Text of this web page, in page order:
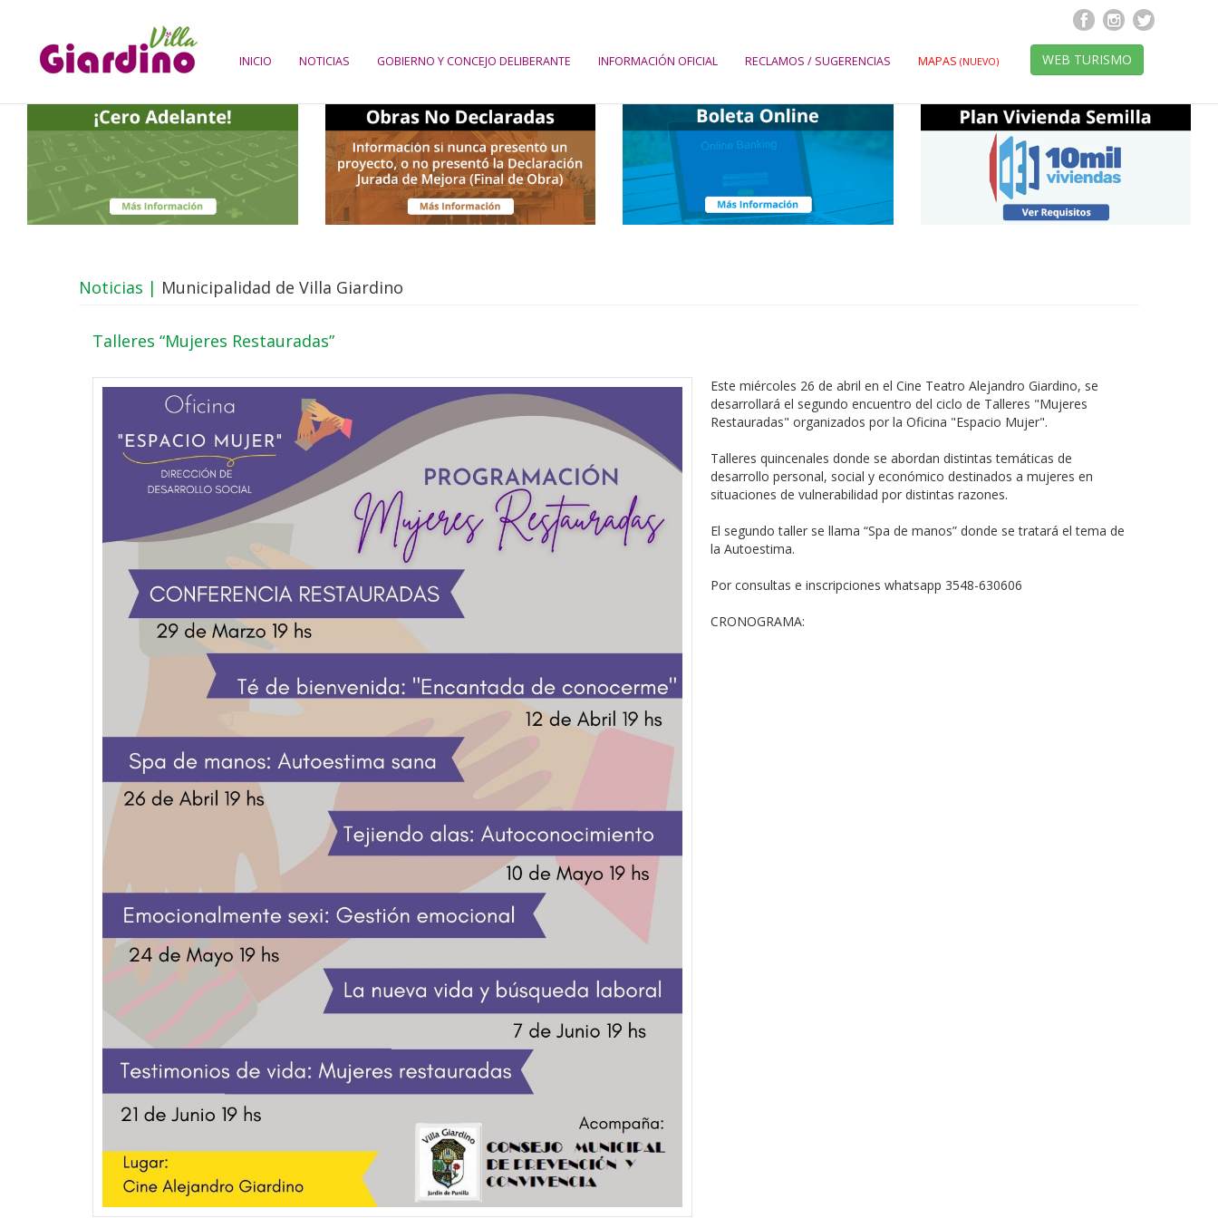
INICIO NOTICIAS GOBIERNO Y CONCEJO DELIBERANTE INFORMACIÓN OFICIAL RECLAMOS / SUGERENCIAS MAPAS (NUEVO) WEB TURISMO
Noticias | Municipalidad de Villa Giardino
Talleres “Mujeres Restauradas”
Este miércoles 26 de abril en el Cine Teatro Alejandro Giardino, se
desarrollará el segundo encuentro del ciclo de Talleres "Mujeres
Restauradas" organizados por la Oficina "Espacio Mujer".
Talleres quincenales donde se abordan distintas temáticas de
desarrollo personal, social y económico destinados a mujeres en
situaciones de vulnerabilidad por distintas razones.
El segundo taller se llama “Spa de manos” donde se tratará el tema de
la Autoestima.
Por consultas e inscripciones whatsapp 3548-630606
CRONOGRAMA: